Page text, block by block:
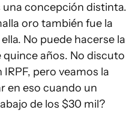
una concepción distinta.
oro también fue la
No puede hacerse la
años. No discuto
pero veamos la
en eso cuando un
de los $30 mil?